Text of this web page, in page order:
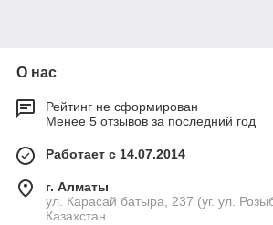
О нас
Рейтинг не сформирован
Менее 5 отзывов за последний год
Работает с 14.07.2014
г. Алматы
ул. Карасай батыра, 237 (уг. ул.
Казахстан